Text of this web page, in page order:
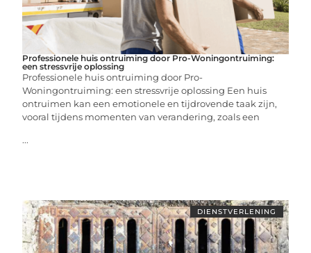
Professionele huis ontruiming door Pro-Woningontruiming:
een stressvrije oplossing
Professionele huis ontruiming door Pro-
Woningontruiming: een stressvrije oplossing Een huis
ontruimen kan een emotionele en tijdrovende taak zijn,
vooral tijdens momenten van verandering, zoals een
...
DIENSTVERLENING